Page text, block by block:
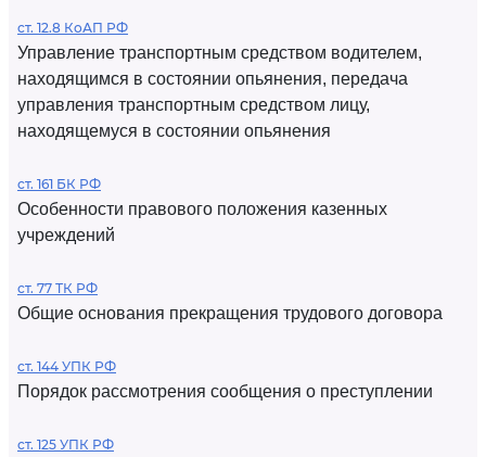
ст. 12.8 КоАП РФ
Управление транспортным средством водителем,
находящимся в состоянии опьянения, передача
управления транспортным средством лицу,
находящемуся в состоянии опьянения
ст. 161 БК РФ
Особенности правового положения казенных
учреждений
ст. 77 ТК РФ
Общие основания прекращения трудового договора
ст. 144 УПК РФ
Порядок рассмотрения сообщения о преступлении
ст. 125 УПК РФ